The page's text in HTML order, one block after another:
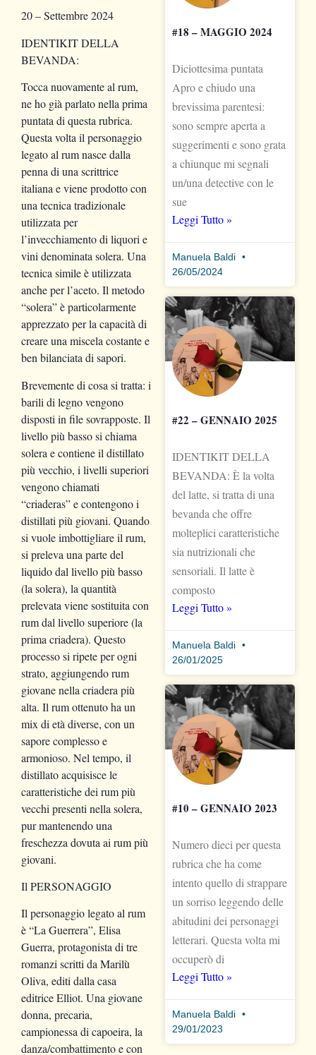
20 – Settembre 2024
IDENTIKIT DELLA
BEVANDA:
Tocca nuovamente al rum,
ne ho già parlato nella prima
puntata di questa rubrica.
Questa volta il personaggio
legato al rum nasce dalla
penna di una scrittrice
italiana e viene prodotto con
una tecnica tradizionale
utilizzata per
l’invecchiamento di liquori e
vini denominata solera. Una
tecnica simile è utilizzata
anche per l’aceto. Il metodo
“solera” è particolarmente
apprezzato per la capacità di
creare una miscela costante e
ben bilanciata di sapori.
Brevemente di cosa si tratta: i
barili di legno vengono
disposti in file sovrapposte. Il
livello più basso si chiama
solera e contiene il distillato
più vecchio, i livelli superiori
vengono chiamati
“criaderas” e contengono i
distillati più giovani. Quando
si vuole imbottigliare il rum,
si preleva una parte del
liquido dal livello più basso
(la solera), la quantità
prelevata viene sostituita con
rum dal livello superiore (la
prima criadera). Questo
processo si ripete per ogni
strato, aggiungendo rum
giovane nella criadera più
alta. Il rum ottenuto ha un
mix di età diverse, con un
sapore complesso e
armonioso. Nel tempo, il
distillato acquisisce le
caratteristiche dei rum più
vecchi presenti nella solera,
pur mantenendo una
freschezza dovuta ai rum più
giovani.
Il PERSONAGGIO
Il personaggio legato al rum
è “La Guerrera”, Elisa
Guerra, protagonista di tre
romanzi scritti da Marilù
Oliva, editi dalla casa
editrice Elliot. Una giovane
donna, precaria,
campionessa di capoeira, la
danza/combattimento e con
#18 – MAGGIO 2024
Diciottesima puntata
Apro e chiudo una
brevissima parentesi:
sono sempre aperta a
suggerimenti e sono grata
a chiunque mi segnali
un/una detective con le
sue
Leggi Tutto »
Manuela Baldi
26/05/2024
#22 – GENNAIO 2025
IDENTIKIT DELLA
BEVANDA: È la volta
del latte, si tratta di una
bevanda che offre
molteplici caratteristiche
sia nutrizionali che
sensoriali. Il latte è
composto
Leggi Tutto »
Manuela Baldi
26/01/2025
#10 – GENNAIO 2023
Numero dieci per questa
rubrica che ha come
intento quello di strappare
un sorriso leggendo delle
abitudini dei personaggi
letterari. Questa volta mi
occuperò di
Leggi Tutto »
Manuela Baldi
29/01/2023